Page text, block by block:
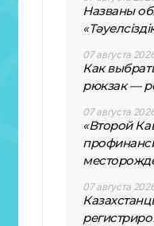
Названы
07 августа
Как
рюкзак —
07 августа
«Второй
07 августа